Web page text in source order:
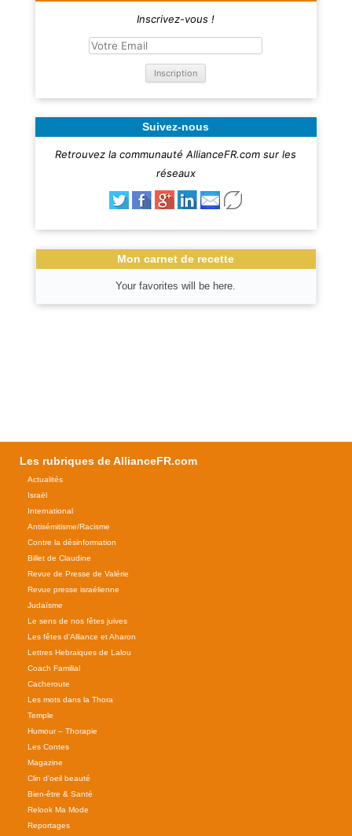
Inscrivez-vous !
Suivez-nous
Retrouvez la communauté AllianceFR.com sur les
réseaux
Mon carnet de recette
Your favorites will be here.
Les rubriques de AllianceFR.com
Actualités
Israël
International
Antisémitisme/Racisme
Contre la désinformation
Billet de Claudine
Revue de Presse de Valérie
Revue presse israélienne
Judaïsme
Le sens de nos fêtes juives
Les fêtes d'Alliance et Aharon
Lettres Hebraiques de Lalou
Coach Familial
Cacheroute
Les mots dans la Thora
Temple
Humour – Thorapie
Les Contes
Magazine
Clin d'oeil beauté
Bien-être & Santé
Relook Ma Mode
Reportages